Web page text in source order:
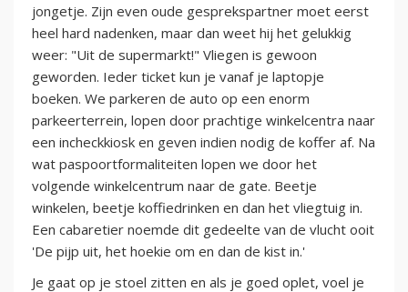
jongetje. Zijn even oude gesprekspartner moet eerst
heel hard nadenken, maar dan weet hij het gelukkig
weer: "Uit de supermarkt!" Vliegen is gewoon
geworden. Ieder ticket kun je vanaf je laptopje
boeken. We parkeren de auto op een enorm
parkeerterrein, lopen door prachtige winkelcentra naar
een incheckkiosk en geven indien nodig de koffer af. Na
wat paspoortformaliteiten lopen we door het
volgende winkelcentrum naar de gate. Beetje
winkelen, beetje koffiedrinken en dan het vliegtuig in.
Een cabaretier noemde dit gedeelte van de vlucht ooit
'De pijp uit, het hoekie om en dan de kist in.'
Je gaat op je stoel zitten en als je goed oplet, voel je